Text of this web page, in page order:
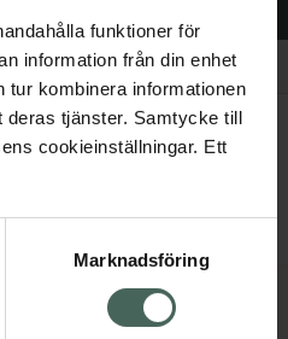
funktioner för
information från din enhet
kombinera informationen
deras tjänster. Samtycke till
cookieinställningar. Ett
Marknadsföring
via ditt recept
och läkemedel